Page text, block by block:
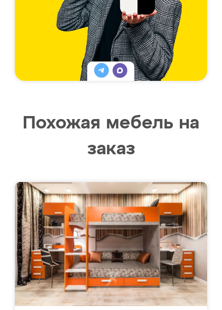
Похожая мебель на
заказ